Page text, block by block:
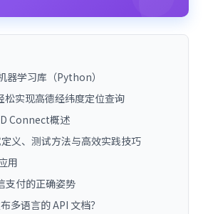
器学习库（Python）
松实现高德经纬度定位查询
Connect概述
义、测试方法与高效实践技巧
用
支付的正确姿势
多语言的 API 文档？